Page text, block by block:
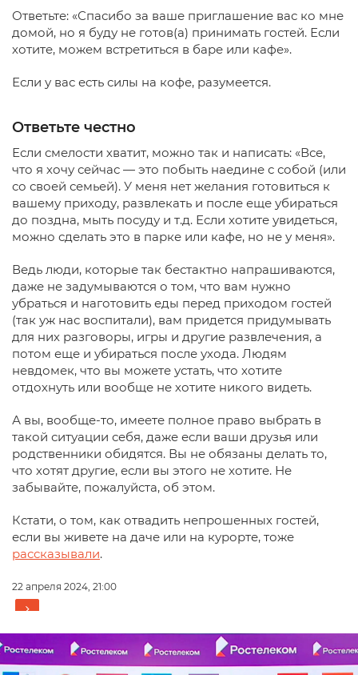
Ответьте: «Спасибо за ваше приглашение вас ко мне
домой, но я буду не готов(а) принимать гостей. Если
хотите, можем встретиться в баре или кафе».
Если у вас есть силы на кофе, разумеется.
Ответьте честно
Если смелости хватит, можно так и написать: «Все,
что я хочу сейчас — это побыть наедине с собой (или
со своей семьей). У меня нет желания готовиться к
вашему приходу, развлекать и после еще убираться
до поздна, мыть посуду и т.д. Если хотите увидеться,
можно сделать это в парке или кафе, но не у меня».
Ведь люди, которые так бестактно напрашиваются,
даже не задумываются о том, что вам нужно
убраться и наготовить еды перед приходом гостей
(так уж нас воспитали), вам придется придумывать
для них разговоры, игры и другие развлечения, а
потом еще и убираться после ухода. Людям
невдомек, что вы можете устать, что хотите
отдохнуть или вообще не хотите никого видеть.
А вы, вообще-то, имеете полное право выбрать в
такой ситуации себя, даже если ваши друзья или
родственники обидятся. Вы не обязаны делать то,
что хотят другие, если вы этого не хотите. Не
забывайте, пожалуйста, об этом.
Кстати, о том, как отвадить непрошенных гостей,
если вы живете на даче или на курорте, тоже
рассказывали.
22 апреля 2024, 21:00